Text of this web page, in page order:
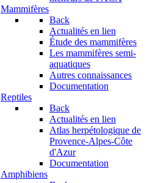
Mammifères
Back
Actualités en lien
Étude des mammifères
Les mammifères semi-
aquatiques
Autres connaissances
Documentation
Reptiles
Back
Actualités en lien
Atlas herpétologique de
Provence-Alpes-Côte
d'Azur
Documentation
Amphibiens